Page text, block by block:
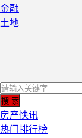
金融
土地
房产快讯
热门排行榜